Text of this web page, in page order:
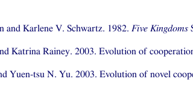
and Karlene V. Schwartz. 1982. Five Kingdoms
Katrina Rainey. 2003. Evolution of
Yuen-tsu N. Yu. 2003. Evolution of novel